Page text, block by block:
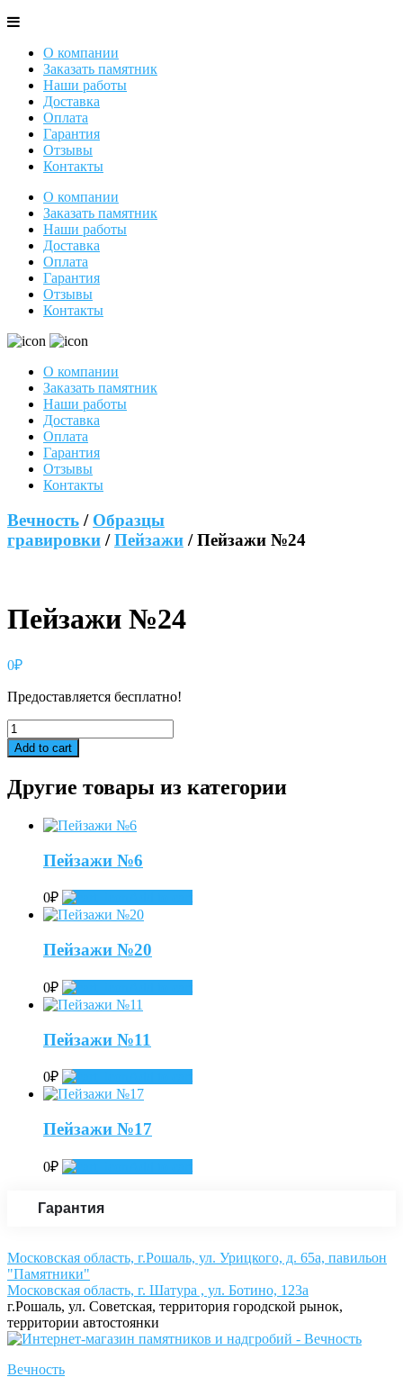
О компании
Заказать памятник
Наши работы
Доставка
Оплата
Гарантия
Отзывы
Контакты
О компании
Заказать памятник
Наши работы
Доставка
Оплата
Гарантия
Отзывы
Контакты
О компании
Заказать памятник
Наши работы
Доставка
Оплата
Гарантия
Отзывы
Контакты
Вечность / Образцы
гравировки /Пейзажи / Пейзажи №24
Пейзажи №24
0₽
Предоставляется бесплатно!
Пейзажи
№24
quantity
Add to cart
Другие товары из категории
Пейзажи №6
0₽
Пейзажи №20
0₽
Пейзажи №11
0₽
Пейзажи №17
0₽
Гарантия
Московская область, г.Рошаль, ул. Урицкого, д. 65а, павильон
"Памятники"
Московская область, г. Шатура , ул. Ботино, 123а
г.Рошаль, ул. Советская, территория городской рынок,
территории автостоянки
Вечность